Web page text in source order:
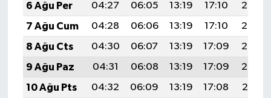
6 Ağu Per
04:27 06:05 13:19 17:10
20:24
7 Ağu Cum
04:28 06:06 13:19 17:10
20:23
8 Ağu Cts
04:30 06:07 13:19 17:09
20:22
9 Ağu Paz
04:31 06:08 13:19 17:09
20:20
10 Ağu Pts
04:32 06:09 13:19 17:08
20:19